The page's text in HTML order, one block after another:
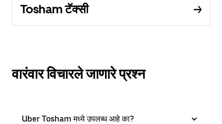
Tosham टॅक्सी
वारंवार विचारले जाणारे प्रश्न
Uber Tosham मध्ये उपलब्ध आहे का?